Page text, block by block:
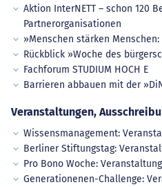
Aktion InterNETT – schon 120
Partnerorganisationen
»Menschen stärken
Rückblick »Woche des
Fachforum STUDIUM HOCH E
Barrieren abbauen mit der
Veranstaltungen,
Wissensmanagement:
Berliner Stiftungstag:
Pro Bono Woche:
Generationenen-Challenge: